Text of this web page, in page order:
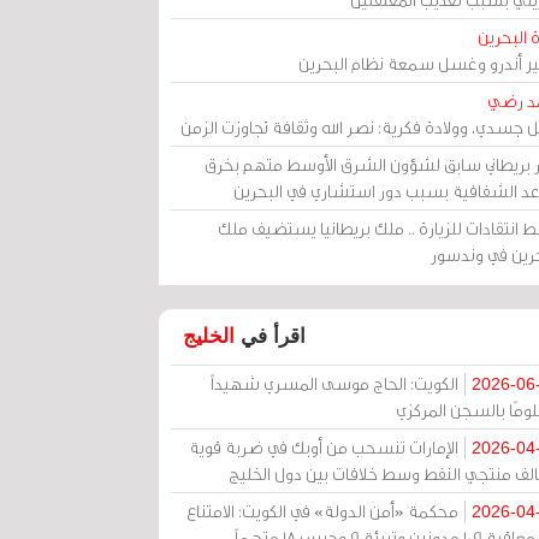
البحرين
أندرو وغسل سمعة نظام البحرين
رضي
جسدي، وولادة فكرية: نصر الله وثقافة تجاوزت الزمن
بريطاني سابق لشؤون الشرق الأوسط متهم بخرق
الشفافية بسبب دور استشاري في البحرين
انتقادات للزيارة .. ملك بريطانيا يستضيف ملك
في وندسور
اقرأ في الخليج
2026-
الكويت: الحاج موسى المسري شهيداً
بالسجن المركزي
2026-
الإمارات تنسحب من أوبك في ضربة قوية
منتجي النفط وسط خلافات بين دول الخليج
2026-
محكمة «أمن الدولة» في الكويت: الامتناع